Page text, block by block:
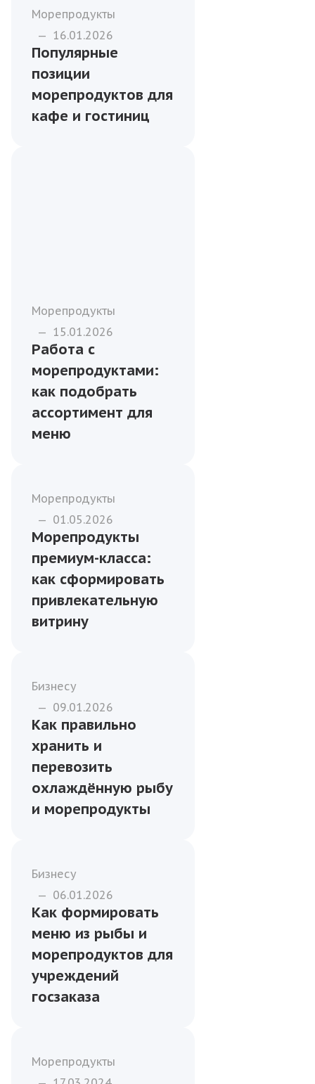
Морепродукты
— 16.01.2026
Популярные
позиции
морепродуктов для
кафе и гостиниц
Морепродукты
— 15.01.2026
Работа с
морепродуктами:
как подобрать
ассортимент для
меню
Морепродукты
— 01.05.2026
как сформировать
привлекательную
витрину
Бизнесу
— 09.01.2026
Как правильно
хранить и
перевозить
охлаждённую рыбу
Бизнесу